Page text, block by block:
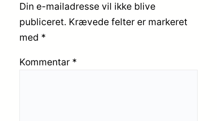
Din e-mailadresse vil ikke blive
publiceret. Krævede felter er markeret
med *
Kommentar *